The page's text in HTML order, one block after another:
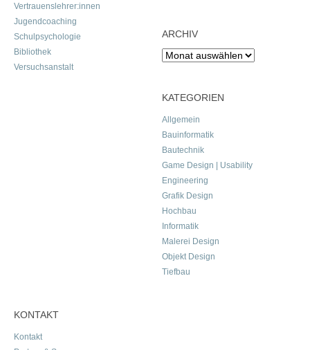
Vertrauenslehrer:innen
Jugendcoaching
Schulpsychologie
Bibliothek
Versuchsanstalt
ARCHIV
Archiv
KATEGORIEN
Allgemein
Bauinformatik
Bautechnik
Game Design | Usability
Engineering
Grafik Design
Hochbau
Informatik
Malerei Design
Objekt Design
Tiefbau
KONTAKT
Kontakt